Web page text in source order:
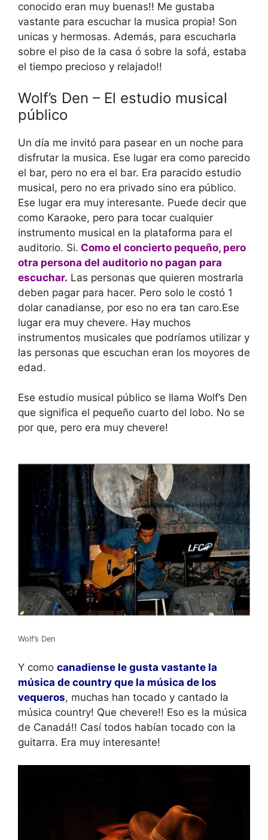
conocido eran muy buenas!! Me gustaba
vastante para escuchar la musica propia! Son
unicas y hermosas. Además, para escucharla
sobre el piso de la casa ó sobre la sofá, estaba
el tiempo precioso y relajado!!
Wolf’s Den – El estudio musical
público
Un día me invitó para pasear en un noche para
disfrutar la musica. Ese lugar era como parecido
el bar, pero no era el bar. Era paracido estudio
musical, pero no era privado sino era público.
Ese lugar era muy interesante. Puede decir que
como Karaoke, pero para tocar cualquier
instrumento musical en la plataforma para el
auditorio. Si. Como el concierto pequeño, pero
otra persona del auditorio no pagan para
escuchar. Las personas que quieren mostrarla
deben pagar para hacer. Pero solo le costó 1
dolar canadianse, por eso no era tan caro.Ese
lugar era muy chevere. Hay muchos
instrumentos musicales que podríamos utilizar y
las personas que escuchan eran los moyores de
edad.
Ese estudio musical público se llama Wolf’s Den
que significa el pequeño cuarto del lobo. No se
por que, pero era muy chevere!
Wolf’s Den
Y como canadiense le gusta vastante la
música de country que la música de los
vequeros, muchas han tocado y cantado la
música country! Que chevere!! Eso es la música
de Canadá!! Casí todos habían tocado con la
guitarra. Era muy interesante!